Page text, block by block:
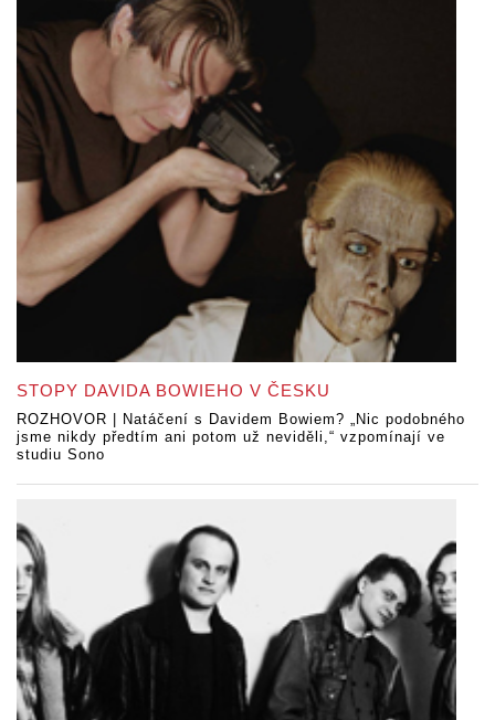
STOPY DAVIDA BOWIEHO V ČESKU
ROZHOVOR | Natáčení s Davidem Bowiem? „Nic podobného
jsme nikdy předtím ani potom už neviděli,“ vzpomínají ve
studiu Sono